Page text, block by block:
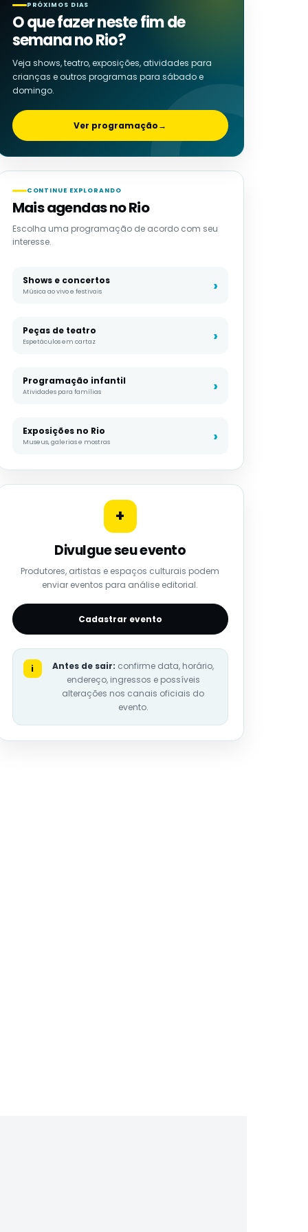
PRÓXIMOS DIAS
O que fazer neste fim de
semana no Rio?
Veja shows, teatro, exposições, atividades para
crianças e outros programas para sábado e
domingo.
Ver programação→
CONTINUE EXPLORANDO
Mais agendas no Rio
Escolha uma programação de acordo com seu
interesse.
Shows e concertos
Música ao vivo e festivais
Peças de teatro
Espetáculos em cartaz
Programação infantil
Atividades para famílias
Exposições no Rio
Museus, galerias e mostras
+
Divulgue seu evento
Produtores, artistas e espaços culturais podem
enviar eventos para análise editorial.
Cadastrar evento
i Antes de sair: confirme data, horário,
endereço, ingressos e possíveis
alterações nos canais oficiais do
evento.